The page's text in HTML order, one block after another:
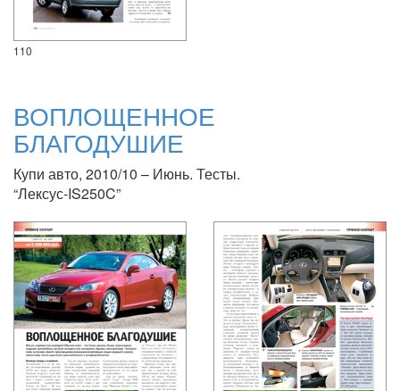
110
ВОПЛОЩЕННОЕ
БЛАГОДУШИЕ
Купи авто, 2010/10 – Июнь. Тесты.
“Лексус-IS250C”